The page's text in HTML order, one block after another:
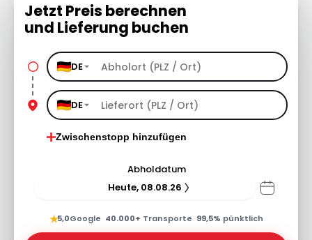
Jetzt Preis berechnen
und Lieferung buchen
DE
DE
Zwischenstopp hinzufügen
Abholdatum
Heute, 08.08.26
★5,0Google· 40.000+ Transporte· 99,5% pünktlich